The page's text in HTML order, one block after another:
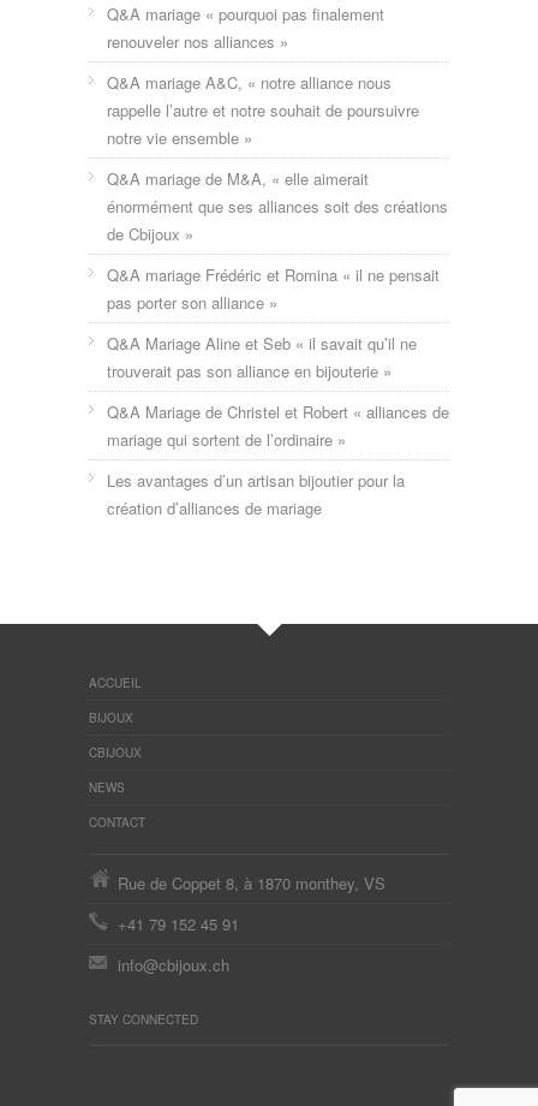
Q&A mariage « pourquoi pas finalement
renouveler nos alliances »
Q&A mariage A&C, « notre alliance nous
rappelle l’autre et notre souhait de poursuivre
notre vie ensemble »
Q&A mariage de M&A, « elle aimerait
énormément que ses alliances soit des créations
de Cbijoux »
Q&A mariage Frédéric et Romina « il ne pensait
pas porter son alliance »
Q&A Mariage Aline et Seb « il savait qu’il ne
trouverait pas son alliance en bijouterie »
Q&A Mariage de Christel et Robert « alliances de
mariage qui sortent de l’ordinaire »
Les avantages d’un artisan bijoutier pour la
création d’alliances de mariage
ACCUEIL
BIJOUX
CBIJOUX
NEWS
CONTACT
Rue de Coppet 8, à 1870 monthey, VS
+41 79 152 45 91
info@cbijoux.ch
STAY CONNECTED